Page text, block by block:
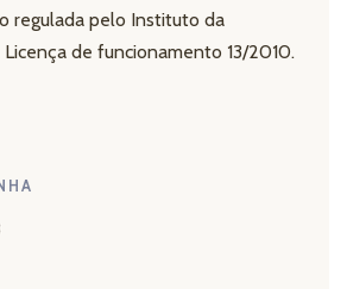
regulada pelo Instituto da
Licença de funcionamento 13/2010.